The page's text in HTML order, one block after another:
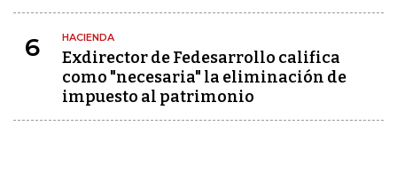
6 HACIENDA
Exdirector de Fedesarrollo califica
como "necesaria" la eliminación de
impuesto al patrimonio